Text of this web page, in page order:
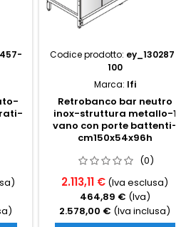
Codice prodotto: ey_130287-
100
Marca: Ifi
Retrobanco bar neutro
inox-struttura metallo-1
vano con porte battenti-
cm150x54x96h
(0)
2.113,11 € (Iva esclusa)
464,89 € (Iva)
2.578,00 € (Iva inclusa)